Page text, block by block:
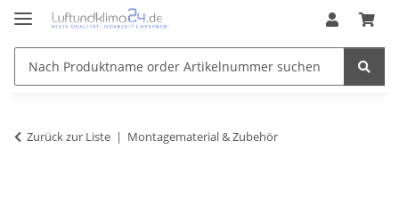
Zurück zur Liste Montagematerial & Zubehör